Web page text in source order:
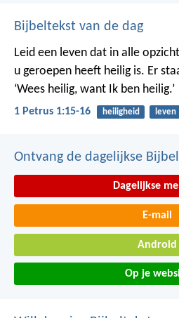
Bijbeltekst van de dag
Leid een leven dat in alle
u geroepen heeft heilig is. Er
‘Wees heilig, want Ik ben heilig.’
1 Petrus 1:15-16 heiligheid leven
Ontvang de dagelijkse
Dagelijkse
E-mail
Android
Op je